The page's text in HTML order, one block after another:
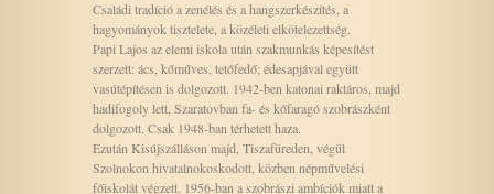
Családi tradíció a zenélés és a hangszerkészítés, a
hagyományok tisztelete, a közéleti elkötelezettség.
Papi Lajos az elemi iskola után szakmunkás képesítést
szerzett: ács, kőműves, tetőfedő; édesapjával együtt
vasútépítésen is dolgozott. 1942-ben katonai raktáros, majd
hadifogoly lett, Szaratovban fa- és kőfaragó szobrászként
dolgozott. Csak 1948-ban térhetett haza.
Ezután Kisújszálláson majd, Tiszafüreden, végül
Szolnokon hivatalnokoskodott, közben népművelési
főiskolát végzett. 1956-ban a szobrászi ambíciók miatt a